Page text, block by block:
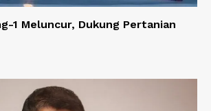
1 Meluncur, Dukung Pertanian